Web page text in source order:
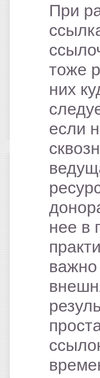
При
тоже
них
если
нее в